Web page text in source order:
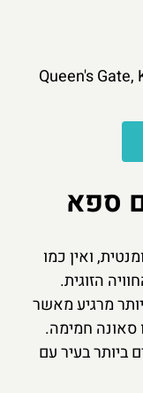
190
ספא
ואין כמו
הזוגית.
מרגיע מאשר
חמימה.
בעיר עם